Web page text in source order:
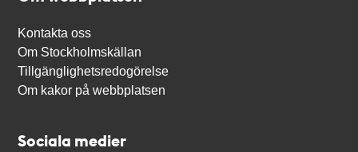
Kontakta oss
Om Stockholmskällan
Tillgänglighetsredogörelse
Om kakor på webbplatsen
Sociala medier